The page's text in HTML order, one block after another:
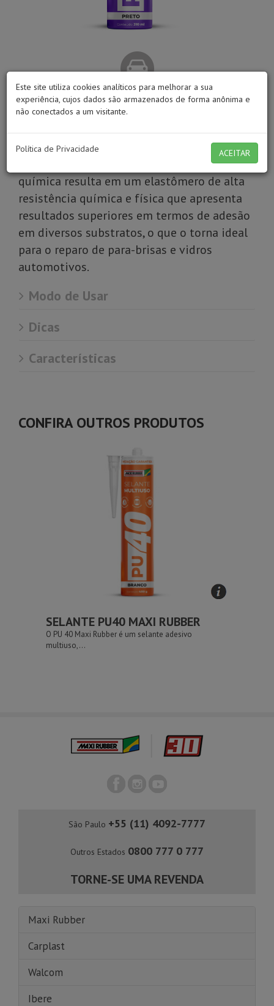
A Cola para Para-brisa PU55 Maxi Rubber é
um selante a base de poliuretano com cura
por umidade proveniente do ar, esta reação
química resulta em um elastômero de alta
resistência química e física que apresenta
resultados superiores em termos de adesão
em diversos substratos, o que o torna ideal
para o reparo de para-brisas e vidros
automotivos.
Modo de Usar
Dicas
Características
CONFIRA OUTROS PRODUTOS
SELANTE PU40 MAXI RUBBER
O PU 40 Maxi Rubber é um selante adesivo
multiuso,...
São Paulo +55 (11) 4092-7777
Outros Estados 0800 777 0 777
TORNE-SE UMA REVENDA
Maxi Rubber
Carplast
Walcom
Ibere
Este site utiliza cookies analíticos para melhorar a sua
experiência, cujos dados são armazenados de forma anônima e
não conectados a um visitante.
Política de Privacidade ACEITAR